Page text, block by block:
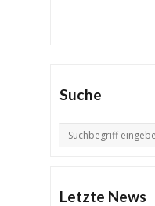
Suche
Letzte News